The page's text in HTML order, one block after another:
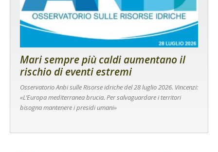
Mari sempre più caldi aumentano il
rischio di eventi estremi
Osservatorio Anbi sulle Risorse idriche del 28 luglio 2026. Vincenzi:
«L’Europa mediterranea brucia. Per salvaguardare i territori
bisogna mantenere i presidi umani»